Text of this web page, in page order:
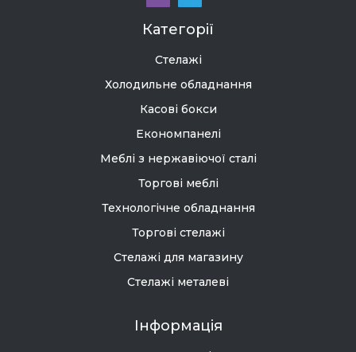
Категорії
Стелажі
Холодильне обладнання
Касові бокси
Економпанелі
Меблі з нержавіючої сталі
Торгові меблі
Технологічне обладнання
Торгові стелажі
Стелажі для магазину
Стелажі металеві
Інформація